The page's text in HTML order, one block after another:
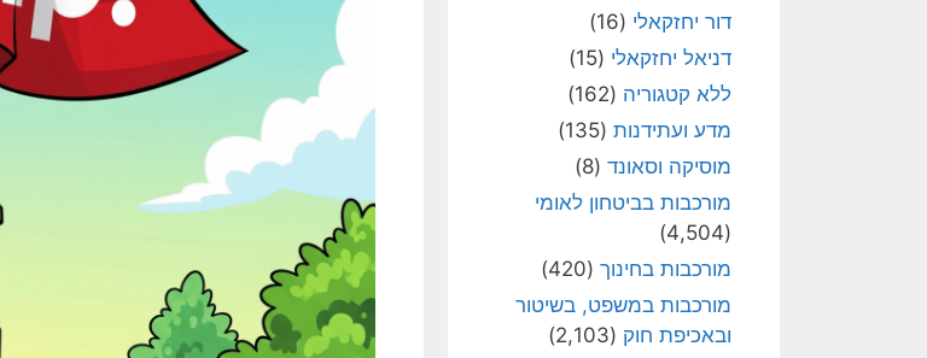
דור יחזקאלי (16)
דניאל יחזקאלי (15)
ללא קטגוריה (162)
מדע ועתידנות (135)
מוסיקה וסאונד (8)
מורכבות בביטחון לאומי
(4,504)
מורכבות בחינוך (420)
מורכבות במשפט, בשיטור
ובאכיפת חוק (2,103)